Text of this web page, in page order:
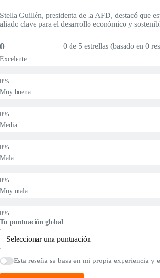
Stella Guillén, presidenta de la AFD, destacó que
aliado clave para el desarrollo económico y
0 0 de 5 estrellas (basado en 0
Excelente
Muy buena
Media
Mala
Muy mala
Tu puntuación global
Esta reseña se basa en mi propia experiencia y